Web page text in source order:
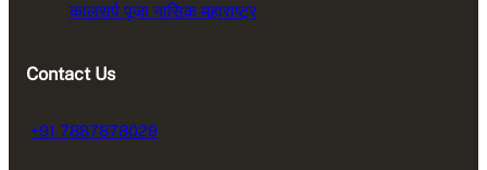
कालसर्प पूजा नासिक महाराष्ट्र
Contact Us
+91 7887878029